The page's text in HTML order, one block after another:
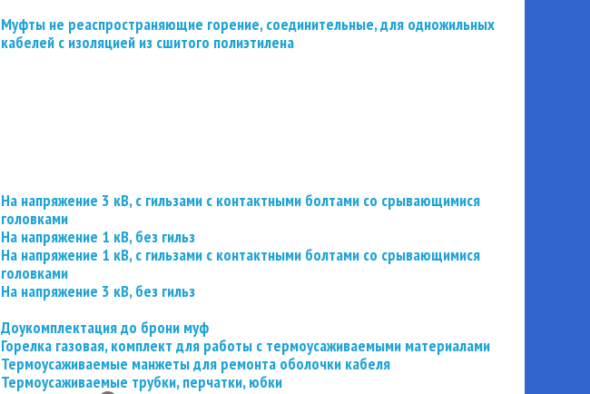
Муфты не реаспространяющие горение, соединительные, для одножильных
кабелей с изоляцией из сшитого полиэтилена
На напряжение 3 кВ, с гильзами с контактными болтами со срывающимися
головками
На напряжение 1 кВ, без гильз
На напряжение 1 кВ, с гильзами с контактными болтами со срывающимися
головками
На напряжение 3 кВ, без гильз
Доукомплектация до брони муф
Горелка газовая, комплект для работы с термоусаживаемыми материалами
Термоусаживаемые манжеты для ремонта оболочки кабеля
Термоусаживаемые трубки, перчатки, юбки